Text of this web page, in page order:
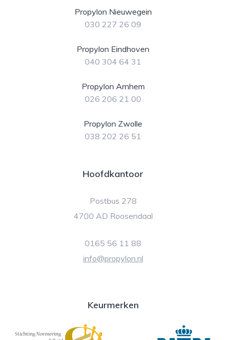
Propylon Nieuwegein
030 227 26 09
Propylon Eindhoven
040 304 64 31
Propylon Arnhem
026 206 21 00
Propylon Zwolle
038 202 26 51
Hoofdkantoor
Postbus 278
4700 AD Roosendaal
0165 56 11 88
info@propylon.nl
Keurmerken